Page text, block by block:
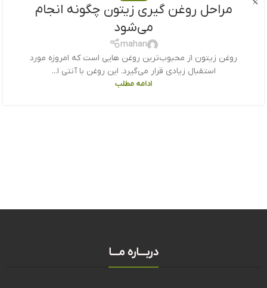
مراحل روغن گیری زیتون چگونه انجام
می‌شود
mahan
روغن زیتون از محبوب‌ترین روغن هایی است که امروزه مورد
استقبال زیادی قرار می‌گیرد. این روغن با آنتی ا...
ادامه مطلب
دربـــاره مـــا